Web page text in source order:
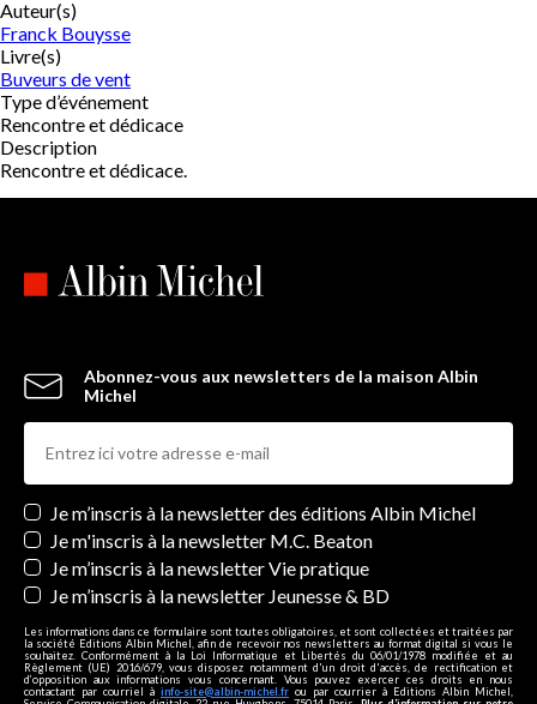
Auteur(s)
Franck Bouysse
Livre(s)
Buveurs de vent
Type d’événement
Rencontre et dédicace
Description
Rencontre et dédicace.
Abonnez-vous aux newsletters de la maison Albin
Michel
Newsletters
Je m’inscris à la newsletter des éditions Albin Michel
Je m'inscris à la newsletter M.C. Beaton
Je m’inscris à la newsletter Vie pratique
Je m’inscris à la newsletter Jeunesse & BD
Les informations dans ce formulaire sont toutes obligatoires, et sont collectées et traitées par
la société Editions Albin Michel, afin de recevoir nos newsletters au format digital si vous le
souhaitez. Conformément à la Loi Informatique et Libertés du 06/01/1978 modifiée et au
Règlement (UE) 2016/679, vous disposez notamment d'un droit d'accès, de rectification et
d’opposition aux informations vous concernant. Vous pouvez exercer ces droits en nous
contactant par courriel à info-site@albin-michel.fr ou par courrier à Editions Albin Michel,